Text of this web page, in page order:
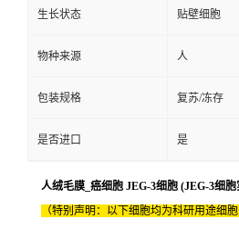
生长状态 贴壁细胞
物种来源 人
包装规格 复苏/冻存
是否进口 是
人绒毛膜_癌细胞 JEG-3细胞 (JEG-3细胞
（特别声明：以下细胞均为科研用途细